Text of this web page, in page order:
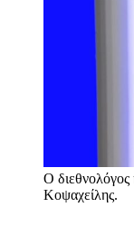
Ο διεθνολόγος
Κοψαχείλης.